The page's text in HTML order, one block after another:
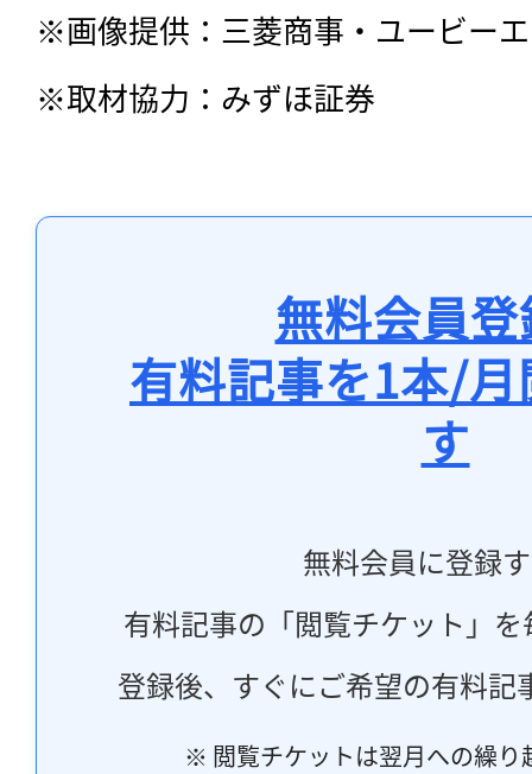
※画像提供：三菱商事・ユービー
※取材協力：みずほ証券
無料会員
有料記事を1本/
す
無料会員に登録
有料記事の「閲覧チケット」
登録後、すぐにご希望の有料記
※ 閲覧チケットは翌月への繰り